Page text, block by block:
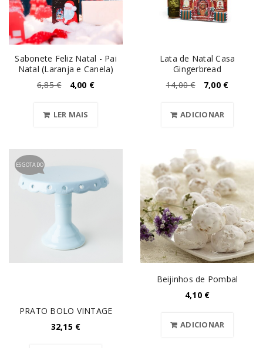
Sabonete Feliz Natal - Pai
Natal (Laranja e Canela)
6,85€ 4,00 €
LER MAIS
Lata de Natal Casa
Gingerbread
14,00€ 7,00 €
ADICIONAR
ESGOTADO
PRATO BOLO VINTAGE
32,15 €
Beijinhos de Pombal
4,10 €
ADICIONAR